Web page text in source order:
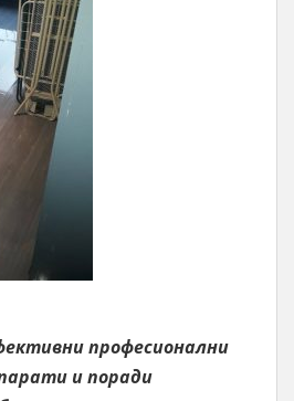
професионални
и поради